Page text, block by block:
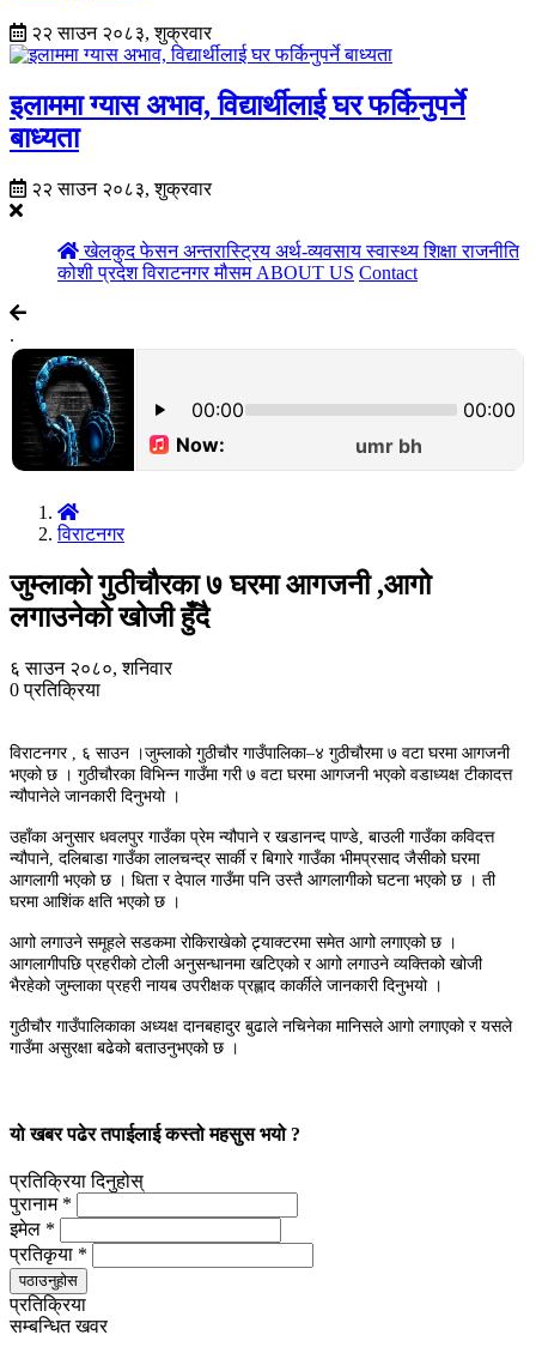
२२ साउन २०८३, शुक्रवार
इलाममा ग्यास अभाव, विद्यार्थीलाई घर फर्किनुपर्ने
बाध्यता
२२ साउन २०८३, शुक्रवार
खेलकुदफेसनअन्तरास्ट्रिय अर्थ-व्यवसायस्वास्थ्यशिक्षाराजनीति
कोशी प्रदेशविराटनगरमौसम ABOUT US Contact
.
विराटनगर
जुम्लाको गुठीचौरका ७ घरमा आगजनी ,आगो
लगाउनेको खोजी हुँदै
६ साउन २०८०, शनिवार
0प्रतिक्रिया
विराटनगर , ६ साउन ।जुम्लाको गुठीचौर गाउँपालिका–४ गुठीचौरमा ७ वटा घरमा आगजनी
भएको छ । गुठीचौरका विभिन्न गाउँमा गरी ७ वटा घरमा आगजनी भएको वडाध्यक्ष टीकादत्त
न्यौपानेले जानकारी दिनुभयो ।
उहाँका अनुसार धवलपुर गाउँका प्रेम न्यौपाने र खडानन्द पाण्डे, बाउली गाउँका कविदत्त
न्यौपाने, दलिबाडा गाउँका लालचन्द्र सार्की र बिगारे गाउँका भीमप्रसाद जैसीको घरमा
आगलागी भएको छ । धिता र देपाल गाउँमा पनि उस्तै आगलागीको घटना भएको छ । ती
घरमा आशिंक क्षति भएको छ ।
आगो लगाउने समूहले सडकमा रोकिराखेको ट्र्याक्टरमा समेत आगो लगाएको छ ।
आगलागीपछि प्रहरीको टोली अनुसन्धानमा खटिएको र आगो लगाउने व्यक्तिको खोजी
भैरहेको जुम्लाका प्रहरी नायब उपरीक्षक प्रह्लाद कार्कीले जानकारी दिनुभयो ।
गुठीचौर गाउँपालिकाका अध्यक्ष दानबहादुर बुढाले नचिनेका मानिसले आगो लगाएको र यसले
गाउँमा असुरक्षा बढेको बताउनुभएको छ ।
यो खबर पढेर तपाईलाई कस्तो महसुस भयो ?
प्रतिक्रिया दिनुहोस्
पुरानाम *
इमेल *
प्रतिकृया *
पठाउनुहोस
प्रतिक्रिया
सम्बन्धित खवर